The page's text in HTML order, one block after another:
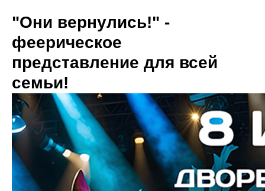
"Они вернулись!" -
феерическое
представление для всей
семьи!